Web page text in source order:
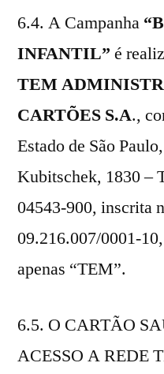
6.4. A Campanha
INFANTIL” é
TEM
CARTÕES S.A.,
Estado de São
Kubitschek, 1830 –
04543-900, inscrita
09.216.007/0001-
apenas “TEM”.
6.5. O CARTÃO
ACESSO A REDE